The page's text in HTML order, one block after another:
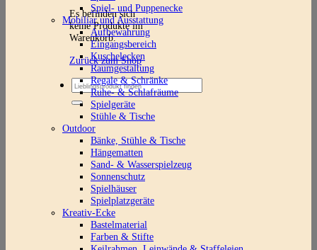
Es befinden sich
keine Produkte im
Warenkorb.
Zurück zum Shop
Suchen
nach:
Spiel- und Puppenecke
Mobiliar und Ausstattung
Aufbewahrung
Eingangsbereich
Kuschelecken
Raumgestaltung
Regale & Schränke
Ruhe- & Schlafräume
Spielgeräte
Stühle & Tische
Outdoor
Bänke, Stühle & Tische
Hängematten
Sand- & Wasserspielzeug
Sonnenschutz
Spielhäuser
Spielplatzgeräte
Kreativ-Ecke
Bastelmaterial
Farben & Stifte